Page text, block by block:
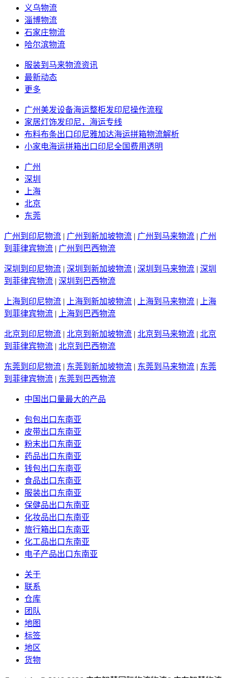
义乌物流
淄博物流
石家庄物流
哈尔滨物流
服装到马来物流资讯
最新动态
更多
广州美发设备海运整柜发印尼操作流程
家居灯饰发印尼，海运专线
布料布条出口印尼雅加达海运拼箱物流解析
小家电海运拼箱出口印尼全国费用透明
广州
深圳
上海
北京
东莞
广州到印尼物流 | 广州到新加坡物流 | 广州到马来物流 | 广州
到菲律宾物流 | 广州到巴西物流
深圳到印尼物流 | 深圳到新加坡物流 | 深圳到马来物流 | 深圳
到菲律宾物流 | 深圳到巴西物流
上海到印尼物流 | 上海到新加坡物流 | 上海到马来物流 |
上海
到菲律宾物流 | 上海到巴西物流
北京到印尼物流 | 北京到新加坡物流 | 北京到马来物流 | 北京
到菲律宾物流 | 北京到巴西物流
东莞到印尼物流 | 东莞到新加坡物流 | 东莞到马来物流 | 东莞
到菲律宾物流 | 东莞到巴西物流
中国出口量最大的产品
包包出口东南亚
皮带出口东南亚
粉末出口东南亚
药品出口东南亚
钱包出口东南亚
食品出口东南亚
服装出口东南亚
保健品出口东南亚
化妆品出口东南亚
旅行箱出口东南亚
化工品出口东南亚
电子产品出口东南亚
关于
联系
仓库
团队
地图
标签
地区
货物